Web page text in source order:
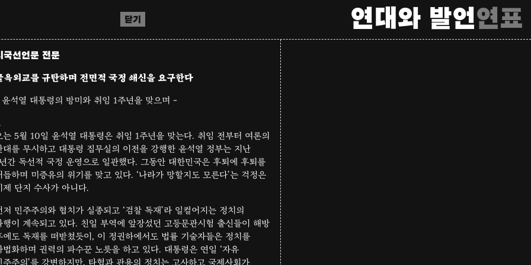
연대와 발언연표
닫기
국선언문 전문
욕외교를 규탄하며 전면적 국정 쇄신을 요구한다
석열 대통령의 방미와 취임 1주년을 맞으며 –
는 5월 10일 윤석열 대통령은 취임 1주년을 맞는다. 취임 전부터 여론의
대를 무시하고 대통령 집무실의 이전을 강행한 윤석열 정부는 지난
간 독선적 국정 운영으로 일관했다. 그동안 대한민국은 후퇴에 후퇴를
듭하며 미증유의 위기를 맞고 있다. ‘나라가 망할지도 모른다’는 걱정은
제 단지 수사가 아니다.
저 민주주의와 협치가 실종되고 ‘검찰 독재’라 일컬어지는 정치의
행이 계속되고 있다. 친일 부역에 앞장섰던 고등문관시험 출신들이 해방
에도 독재를 떠받쳤듯이, 이 정권하에서도 법률 기술자들은 정치를
법화하며 권력의 파수꾼 노릇을 하고 있다. 대통령은 연일 ‘자유
주주의’를 강변하지만, 타협과 관용의 정치는 고사하고 국제사회가